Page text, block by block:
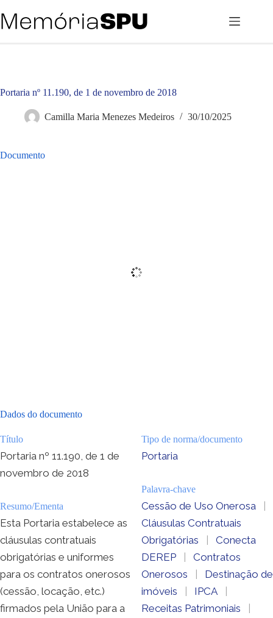
para
o
Portaria nº 11.190, de 1 de novembro de 2018
Camilla Maria Menezes Medeiros 30/10/2025
Documento
Dados do documento
Título
Portaria nº 11.190, de 1 de
novembro de 2018
Resumo/Ementa
Esta Portaria estabelece as
cláusulas contratuais
obrigatórias e uniformes
para os contratos onerosos
(cessão, locação, etc.)
firmados pela União para a
Tipo de norma/documento
Portaria
Palavra-chave
Cessão de Uso Onerosa
|
Cláusulas Contratuais
Obrigatórias
|
Conecta
DEREP
|
Contratos
Onerosos
|
Destinação de
imóveis
| IPCA
|
Receitas Patrimoniais
|